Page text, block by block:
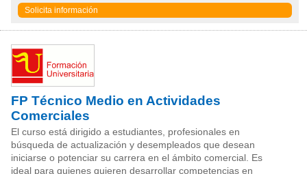
Solicita información
FP Técnico Medio en Actividades
Comerciales
El curso está dirigido a estudiantes, profesionales en
búsqueda de actualización y desempleados que desean
iniciarse o potenciar su carrera en el ámbito comercial. Es
ideal para quienes quieren desarrollar competencias en